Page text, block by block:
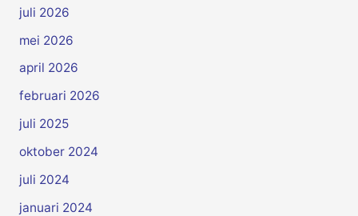
juli 2026
mei 2026
april 2026
februari 2026
juli 2025
oktober 2024
juli 2024
januari 2024